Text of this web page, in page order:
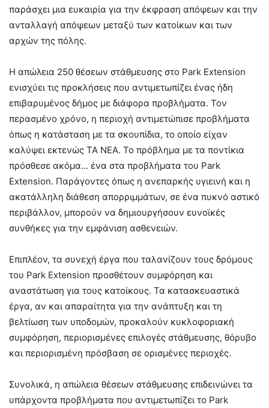
παράσχει μια ευκαιρία για την έκφραση απόψεων και την
ανταλλαγή απόψεων μεταξύ των κατοίκων και των
αρχών της πόλης.
Η απώλεια 250 θέσεων στάθμευσης στο Park Extension
ενισχύει τις προκλήσεις που αντιμετωπίζει ένας ήδη
επιβαρυμένος δήμος με διάφορα προβλήματα. Τον
περασμένο χρόνο, η περιοχή αντιμετώπισε προβλήματα
όπως η κατάσταση με τα σκουπίδια, το οποίο είχαν
καλύψει εκτενώς ΤΑ ΝΕΑ. Το πρόβλημα με τα ποντίκια
πρόσθεσε ακόμα… ένα στα προβλήματα του Park
Extension. Παράγοντες όπως η ανεπαρκής υγιεινή και η
ακατάλληλη διάθεση απορριμμάτων, σε ένα πυκνό αστικό
περιβάλλον, μπορούν να δημιουργήσουν ευνοϊκές
συνθήκες για την εμφάνιση ασθενειών.
Επιπλέον, τα συνεχή έργα που ταλανίζουν τους δρόμους
του Park Extension προσθέτουν συμφόρηση και
αναστάτωση για τους κατοίκους. Τα κατασκευαστικά
έργα, αν και απαραίτητα για την ανάπτυξη και τη
βελτίωση των υποδομών, προκαλούν κυκλοφοριακή
συμφόρηση, περιορισμένες επιλογές στάθμευσης, θόρυβο
και περιορισμένη πρόσβαση σε ορισμένες περιοχές.
Συνολικά, η απώλεια θέσεων στάθμευσης επιδεινώνει τα
υπάρχοντα προβλήματα που αντιμετωπίζει το Park